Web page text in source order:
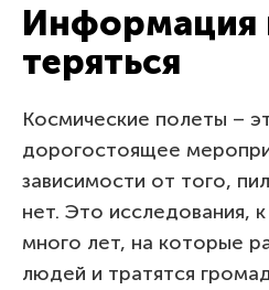
Информация
теряться
Космические полеты –
дорогостоящее
зависимости от того,
нет. Это исследования,
много лет, на которые
людей и тратятся